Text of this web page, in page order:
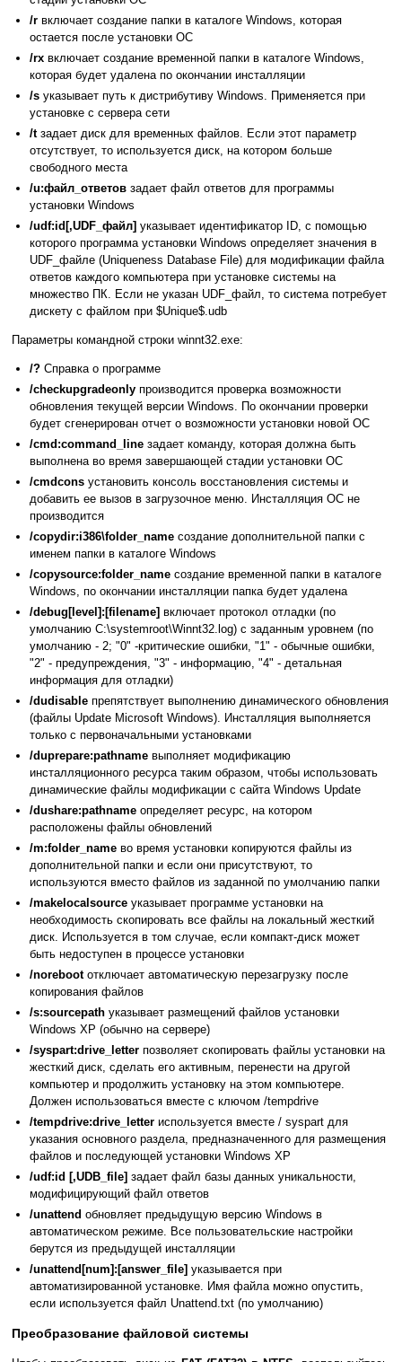
/r включает создание папки в каталоге Windows, которая
остается после установки ОС
/rx включает создание временной папки в каталоге Windows,
которая будет удалена по окончании инсталляции
/s указывает путь к дистрибутиву Windows. Применяется при
установке с сервера сети
/tзадает диск для временных файлов. Если этот параметр
отсутствует, то используется диск, на котором больше
свободного места
/u:файл_ответов задает файл ответов для программы
установки Windows
/udf:id[,UDF_файл] указывает идентификатор ID, с помощью
которого программа установки Windows определяет значения в
UDF_файле (Uniqueness Database File) для модификации файла
ответов каждого компьютера при установке системы на
множество ПК. Если не указан UDF_файл, то система потребует
дискету с файлом при $Unique$.udb
Параметры командной строки winnt32.exe:
/? Справка о программе
/checkupgradeonly производится проверка возможности
обновления текущей версии Windows. По окончании проверки
будет сгенерирован отчет о возможности установки новой ОС
/cmd:command_line задает команду, которая должна быть
выполнена во время завершающей стадии установки ОС
/cmdcons установить консоль восстановления системы и
добавить ее вызов в загрузочное меню. Инсталляция ОС не
производится
/copydir:i386\folder_name создание дополнительной папки с
именем папки в каталоге Windows
/copysource:folder_name создание временной папки в каталоге
Windows, по окончании инсталляции папка будет удалена
/debug[level]:[filename] включает протокол отладки (по
умолчанию C:\systemroot\Winnt32.log) с заданным уровнем (по
умолчанию - 2; "0" -критические ошибки, "1" - обычные ошибки,
"2" - предупреждения, "3" - информацию, "4" - детальная
информация для отладки)
/dudisable препятствует выполнению динамического обновления
(файлы Update Microsoft Windows). Инсталляция выполняется
только с первоначальными установками
/duprepare:pathname выполняет модификацию
инсталляционного ресурса таким образом, чтобы использовать
динамические файлы модификации с сайта Windows Update
/dushare:pathname определяет ресурс, на котором
расположены файлы обновлений
/m:folder_name во время установки копируются файлы из
дополнительной папки и если они присутствуют, то
используются вместо файлов из заданной по умолчанию папки
/makelocalsource указывает программе установки на
необходимость скопировать все файлы на локальный жесткий
диск. Используется в том случае, если компакт-диск может
быть недоступен в процессе установки
/norebootотключает автоматическую перезагрузку после
копирования файлов
/s:sourcepath указывает размещений файлов установки
Windows XP (обычно на сервере)
/syspart:drive_letter позволяет скопировать файлы установки на
жесткий диск, сделать его активным, перенести на другой
компьютер и продолжить установку на этом компьютере.
Должен использоваться вместе с ключом /tempdrive
/tempdrive:drive_letter используется вместе / syspart для
указания основного раздела, предназначенного для размещения
файлов и последующей установки Windows XP
/udf:id [,UDB_file] задает файл базы данных уникальности,
модифицирующий файл ответов
/unattend обновляет предыдущую версию Windows в
автоматическом режиме. Все пользовательские настройки
берутся из предыдущей инсталляции
/unattend[num]:[answer_file] указывается при
автоматизированной установке. Имя файла можно опустить,
если используется файл Unattend.txt (по умолчанию)
Преобразование файловой системы